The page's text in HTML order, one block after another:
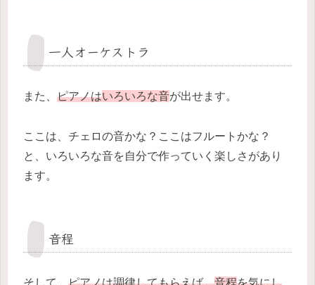
一人オーケストラ
また、 ピアノはいろいろな音が出せます。
ここは、チェロの音かな？ここはフルートかな？
と、いろいろな音を自分で作っていく楽しさがあり
ます。
音程
そして、 ピアノは調律してもらえば、音程を気にし